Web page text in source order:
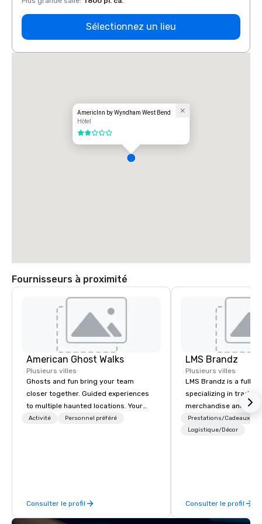
Sélectionnez un lieu
AmericInn by Wyndham West Bend
Hôtel
2 sur 5
Fournisseurs à proximité
American Ghost Walks
Plusieurs villes
Ghosts and fun bring your team
closer together. Guided experiences
to multiple haunted locations. Your
group will be treated to a ghostly
time they've asked you to find
something different and exciting for
Activité Personnel préféré
Consulter le profil
LMS Brandz
Plusieurs villes
LMS Brandz is a full-
specializing in trade
merchandise and
booth giveaways and
to executive gifting,
years of industry
commitment to
Prestations/Cadeaux
Logistique/Décor
Consulter le profil